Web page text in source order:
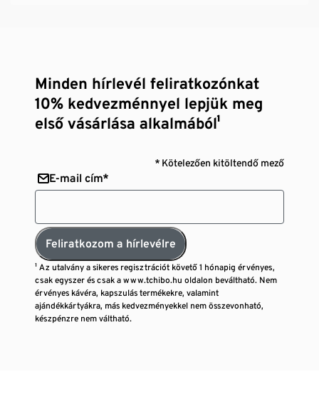
Minden hírlevél feliratkozónkat
10% kedvezménnyel lepjük meg
első vásárlása alkalmából¹
* Kötelezően kitöltendő mező
E-mail cím*
Feliratkozom a hírlevélre
¹ Az utalvány a sikeres regisztrációt követő 1 hónapig érvényes,
csak egyszer és csak a www.tchibo.hu oldalon beváltható. Nem
érvényes kávéra, kapszulás termékekre, valamint
ajándékkártyákra, más kedvezményekkel nem összevonható,
készpénzre nem váltható.